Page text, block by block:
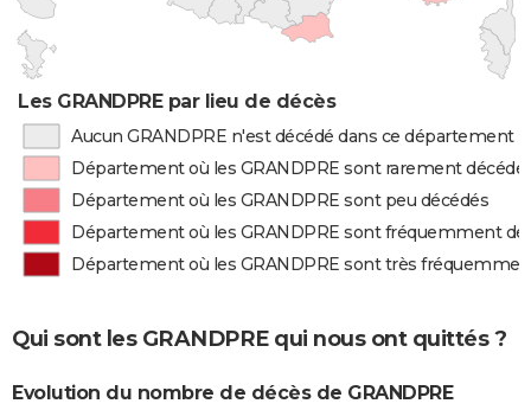
Les GRANDPRE par lieu de décès
Aucun GRANDPRE n'est décédé dans ce département
Département où les GRANDPRE sont rarement
Département où les GRANDPRE sont peu décédés
Département où les GRANDPRE sont fréquemment
Département où les GRANDPRE sont très
Qui sont les GRANDPRE qui nous ont quittés ?
Evolution du nombre de décès de GRANDPRE